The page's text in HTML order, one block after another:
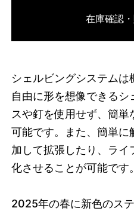
オーク/ホ
system-s-200-3-
在庫確認
シェルビングシステム
自由に形を想像できる
スや釘を使用せず、簡
可能です。また、簡単に
加して拡張したり、ラ
化させることが可能です。
2025年の春に新色のス